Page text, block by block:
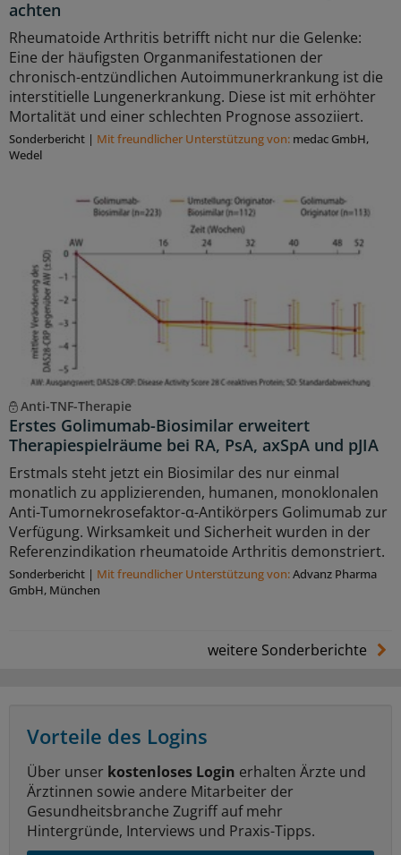
achten
Rheumatoide Arthritis betrifft nicht nur die Gelenke:
Eine der häufigsten Organmanifestationen der
chronisch-entzündlichen Autoimmunerkrankung ist die
interstitielle Lungenerkrankung. Diese ist mit erhöhter
Mortalität und einer schlechten Prognose assoziiert.
Sonderbericht | Mit freundlicher Unterstützung von: medac GmbH,
Wedel
Anti-TNF-Therapie
Erstes Golimumab-Biosimilar erweitert
Therapiespielräume bei RA, PsA, axSpA und pJIA
Erstmals steht jetzt ein Biosimilar des nur einmal
monatlich zu applizierenden, humanen, monoklonalen
Anti-Tumornekrosefaktor-α-Antikörpers Golimumab zur
Verfügung. Wirksamkeit und Sicherheit wurden in der
Referenzindikation rheumatoide Arthritis demonstriert.
Sonderbericht | Mit freundlicher Unterstützung von:Advanz Pharma
GmbH, München
weitere Sonderberichte
Vorteile des Logins
Über unser kostenloses Login erhalten Ärzte und
Ärztinnen sowie andere Mitarbeiter der
Gesundheitsbranche Zugriff auf mehr
Hintergründe, Interviews und Praxis-Tipps.